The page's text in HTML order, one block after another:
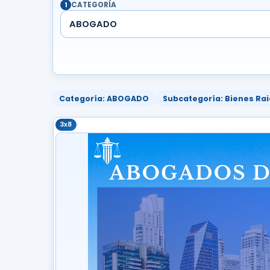
1 CATEGORÍA
ABOGADO
Categoría: ABOGADO Subcategoría: Bienes
3x8